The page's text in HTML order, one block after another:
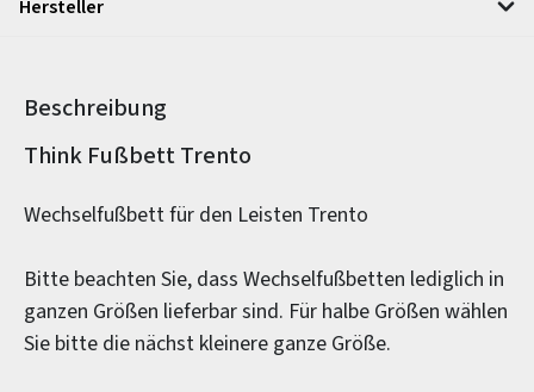
Hersteller
Beschreibung
Produktinformationen
Think Fußbett Trento
Wechselfußbett für den Leisten Trento
Bitte beachten Sie, dass Wechselfußbetten lediglich in
ganzen Größen lieferbar sind. Für halbe Größen wählen
Sie bitte die nächst kleinere ganze Größe.